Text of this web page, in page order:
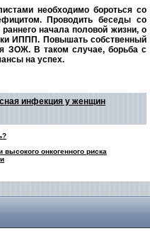
необходимо бороться со
Проводить беседы со
начала половой жизни, о
ИППП. Повышать собственный
ЗОЖ. В таком случае, борьба с
на успех.
инфекция у женщин
онкогенного риска